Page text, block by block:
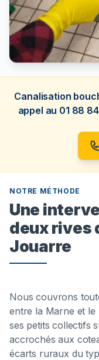
Canalisation
appel au 01 88
NOTRE MÉTHODE
Une
deux rives
Jouarre
Nous couvrons
entre la Marne et le
ses petits collectifs
accrochés aux
écarts ruraux du